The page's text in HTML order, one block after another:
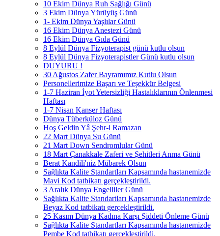
10 Ekim Dünya Ruh Sağlığı Günü
3 Ekim Dünya Yürüyüş Günü
1- Ekim Dünya Yaşlılar Günü
16 Ekim Dünya Anestezi Günü
16 Ekim Dünya Gıda Günü
8 Eylül Dünya Fizyoterapist günü kutlu olsun
8 Eylül Dünya Fizyoterapistler Günü kutlu olsun
DUYURU !
30 Ağustos Zafer Bayramımız Kutlu Olsun
Personellerimize Başarı ve Teşekkür Belgesi
1-7 Haziran İyot Yetersizliği Hastalıklarının Önlenmesi
Haftası
1-7 Nisan Kanser Haftası
Dünya Tüberküloz Günü
Hoş Geldin Yâ Şehr-i Ramazan
22 Mart Dünya Su Günü
21 Mart Down Sendromlular Günü
18 Mart Çanakkale Zaferi ve Şehitleri Anma Günü
Berat Kandili'niz Mübarek Olsun
Sağlıkta Kalite Standartları Kapsamında hastanemizde
Mavi Kod tatbikatı gerçekleştirildi.
3 Aralık Dünya Engelliler Günü
Sağlıkta Kalite Standartları Kapsamında hastanemizde
Beyaz Kod tatbikatı gerçekleştirildi.
25 Kasım Dünya Kadına Karşı Şiddeti Önleme Günü
Sağlıkta Kalite Standartları Kapsamında hastanemizde
Pembe Kod tatbikatı gerçekleştirildi.